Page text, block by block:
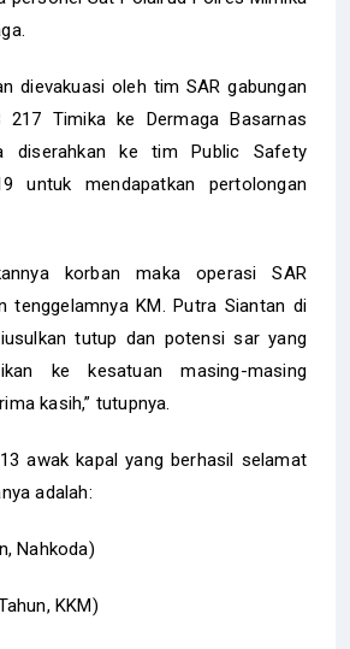
dievakuasi oleh tim SAR gabungan
217 Timika ke Dermaga Basarnas
diserahkan ke tim Public Safety
untuk mendapatkan pertolongan
korban maka operasi SAR
tenggelamnya KM. Putra Siantan di
tutup dan potensi sar yang
ke kesatuan masing-masing
kasih,” tutupnya.
awak kapal yang berhasil selamat
adalah:
Nahkoda)
KKM)